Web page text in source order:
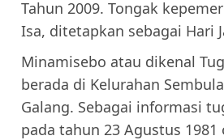
Tahun 2009. Tongak
Isa, ditetapkan sebagai Hari
Minamisebo atau dikenal
berada di Kelurahan
Galang. Sebagai informasi
pada tahun 23 Agustus 1981